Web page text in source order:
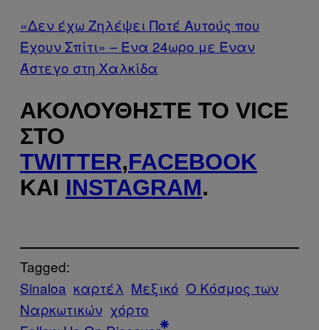
«Δεν έχω Ζηλέψει Ποτέ Αυτούς που
Έχουν Σπίτι» – Ένα 24ωρο με Έναν
Άστεγο στη Χαλκίδα
ΑΚΟΛΟΥΘΉΣΤΕ ΤΟ VICE
ΣΤΟ
TWITTER,FACEBOOK
ΚΑΙ INSTAGRAM.
Tagged:
Sinaloa καρτέλ Μεξικό Ο Κόσμος των
Ναρκωτικών χόρτο